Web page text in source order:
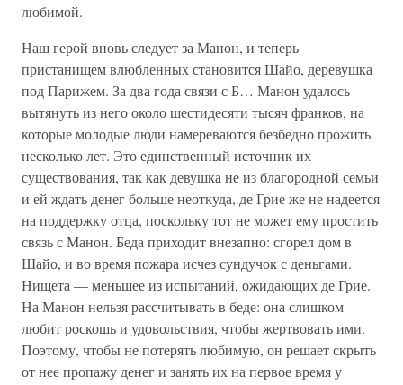
любимой.
Наш герой вновь следует за Манон, и теперь
пристанищем влюбленных становится Шайо, деревушка
под Парижем. За два года связи с Б… Манон удалось
вытянуть из него около шестидесяти тысяч франков, на
которые молодые люди намереваются безбедно прожить
несколько лет. Это единственный источник их
существования, так как девушка не из благородной семьи
и ей ждать денег больше неоткуда, де Грие же не надеется
на поддержку отца, поскольку тот не может ему простить
связь с Манон. Беда приходит внезапно: сгорел дом в
Шайо, и во время пожара исчез сундучок с деньгами.
Нищета — меньшее из испытаний, ожидающих де Грие.
На Манон нельзя рассчитывать в беде: она слишком
любит роскошь и удовольствия, чтобы жертвовать ими.
Поэтому, чтобы не потерять любимую, он решает скрыть
от нее пропажу денег и занять их на первое время у